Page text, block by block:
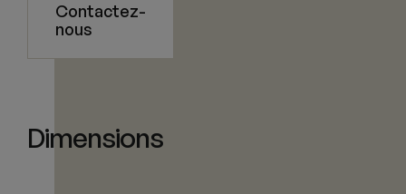
Contactez-
nous
Dimensions